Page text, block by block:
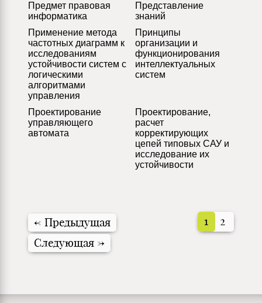
Предмет правовая
информатика
Представление
знаний
Применение метода
частотных диаграмм к
исследованиям
устойчивости систем с
логическими
алгоритмами
управления
Принципы
организации и
функционирования
интеллектуальных
систем
Проектирование
управляющего
автомата
Проектирование,
расчет
корректирующих
цепей типовых САУ и
исследование их
устойчивости
← Предыдущая 1
2
Следующая →